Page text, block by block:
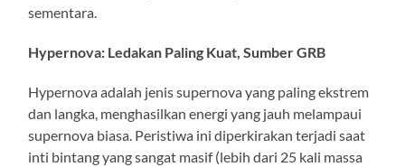
sementara.
Hypernova: Ledakan Paling Kuat, Sumber GRB
Hypernova adalah jenis supernova yang paling ekstrem
dan langka, menghasilkan energi yang jauh melampaui
supernova biasa. Peristiwa ini diperkirakan terjadi saat
inti bintang yang sangat masif (lebih dari 25 kali massa